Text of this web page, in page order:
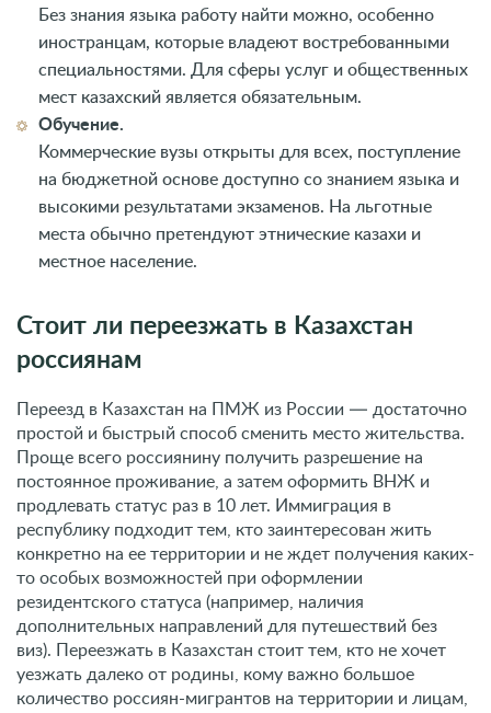
Без знания языка работу найти можно, особенно
иностранцам, которые владеют востребованными
специальностями. Для сферы услуг и общественных
мест казахский является обязательным.
Обучение.
Коммерческие вузы открыты для всех, поступление
на бюджетной основе доступно со знанием языка и
высокими результатами экзаменов. На льготные
места обычно претендуют этнические казахи и
местное население.
Стоит ли переезжать в Казахстан
россиянам
Переезд в Казахстан на ПМЖ из России — достаточно
простой и быстрый способ сменить место жительства.
Проще всего россиянину получить разрешение на
постоянное проживание, а затем оформить ВНЖ и
продлевать статус раз в 10 лет. Иммиграция в
республику подходит тем, кто заинтересован жить
конкретно на ее территории и не ждет получения каких-
то особых возможностей при оформлении
резидентского статуса (например, наличия
дополнительных направлений для путешествий без
виз). Переезжать в Казахстан стоит тем, кто не хочет
уезжать далеко от родины, кому важно большое
количество россиян-мигрантов на территории и лицам,